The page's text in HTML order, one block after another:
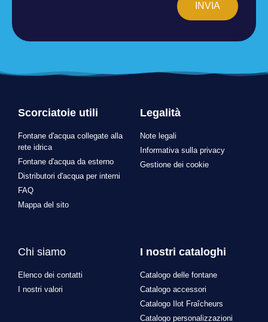
INVIA
Scorciatoie utili
Fontane d'acqua collegate alla
rete idrica
Fontane d'acqua da esterno
Distributori d'acqua per interni
FAQ
Mappa del sito
Legalità
Note legali
Informativa sulla privacy
Gestione dei cookie
Chi siamo
Elenco dei contatti
I nostri valori
I nostri cataloghi
Catalogo delle fontane
Catalogo accessori
Catalogo Ilot Fraîcheurs
Catalogo personalizzazioni